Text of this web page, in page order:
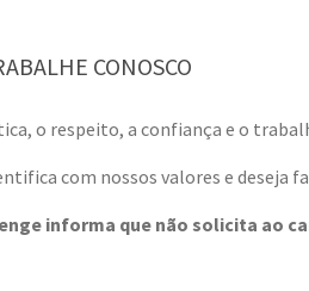
CONOSCO
o respeito, a confiança e o
com nossos valores e deseja
informa que não solicita ao